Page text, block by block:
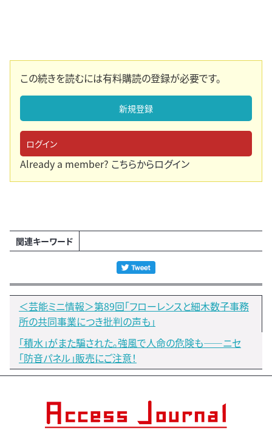
この続きを読むには有料購読の登録が必要です。
新規登録
ログイン
Already a member? こちらからログイン
関連キーワード
＜芸能ミニ情報＞第89回「フローレンスと細木数子事務
所の共同事業につき批判の声も」
「積水」がまた騙された。強風で人命の危険も――ニセ
「防音パネル」販売にご注意！